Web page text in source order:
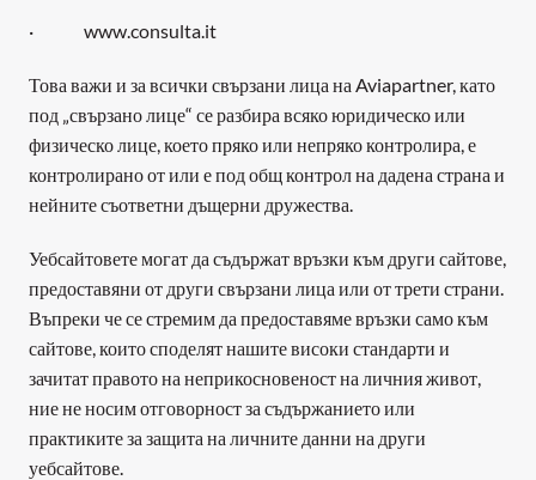
·              www.consulta.it
Това важи и за всички свързани лица на Aviapartner, като
под „свързано лице“ се разбира всяко юридическо или
физическо лице, което пряко или непряко контролира, е
контролирано от или е под общ контрол на дадена страна и
нейните съответни дъщерни дружества.
Уебсайтовете могат да съдържат връзки към други сайтове,
предоставяни от други свързани лица или от трети страни.
Въпреки че се стремим да предоставяме връзки само към
сайтове, които споделят нашите високи стандарти и
зачитат правото на неприкосновеност на личния живот,
ние не носим отговорност за съдържанието или
практиките за защита на личните данни на други
уебсайтове.